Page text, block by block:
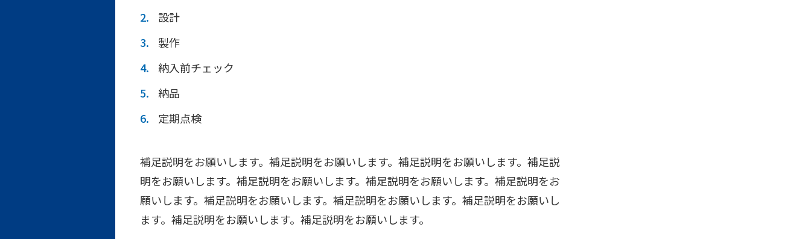
設計
製作
納入前チェック
納品
定期点検
補足説明をお願いします。補足説明をお願いします。補足説明をお願いします。補足説
明をお願いします。補足説明をお願いします。補足説明をお願いします。補足説明をお
願いします。補足説明をお願いします。補足説明をお願いします。補足説明をお願いし
ます。補足説明をお願いします。補足説明をお願いします。